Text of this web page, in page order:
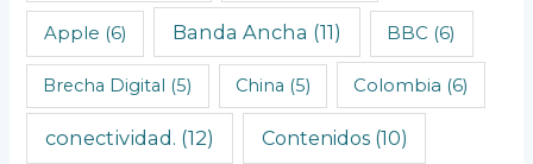
C
n
Apple (6) Banda Ancha (11) BBC (6)
Brecha Digital (5) China (5) Colombia (6)
conectividad. (12) Contenidos(10)